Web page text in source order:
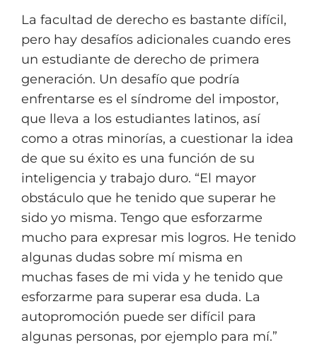
La facultad de derecho es bastante difícil,
pero hay desafíos adicionales cuando eres
un estudiante de derecho de primera
generación. Un desafío que podría
enfrentarse es el síndrome del impostor,
que lleva a los estudiantes latinos, así
como a otras minorías, a cuestionar la idea
de que su éxito es una función de su
inteligencia y trabajo duro. “El mayor
obstáculo que he tenido que superar he
sido yo misma. Tengo que esforzarme
mucho para expresar mis logros. He tenido
algunas dudas sobre mí misma en
muchas fases de mi vida y he tenido que
esforzarme para superar esa duda. La
autopromoción puede ser difícil para
algunas personas, por ejemplo para mí.”